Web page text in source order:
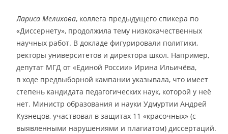
Лариса Мелихова, коллега предыдущего спикера по
«Диссернету», продолжила тему низкокачественных
научных работ. В докладе фигурировали политики,
ректоры университетов и директора школ. Например,
депутат МГД от «Единой России» Ирина Ильичёва,
в ходе предвыборной кампании указывала, что имеет
степень кандидата педагогических наук, которой у неё
нет. Министр образования и науки Удмуртии Андрей
Кузнецов, участвовал в защитах 11 «красочных» (с
выявленными нарушениями и плагиатом) диссертаций.